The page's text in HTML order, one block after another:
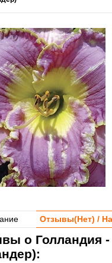
Отзывы(Нет) /
о Голландия